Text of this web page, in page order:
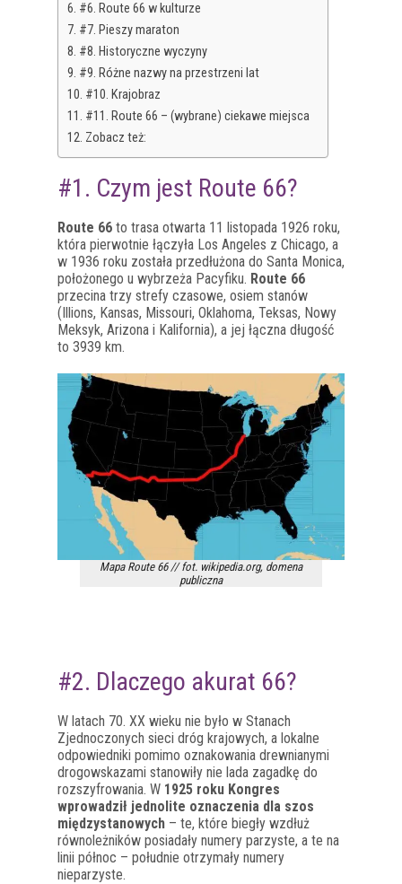
#6. Route 66 w kulturze
#7. Pieszy maraton
#8. Historyczne wyczyny
#9. Różne nazwy na przestrzeni lat
#10. Krajobraz
#11. Route 66 – (wybrane) ciekawe miejsca
Zobacz też:
#1. Czym jest Route 66?
Route 66 to trasa otwarta 11 listopada 1926 roku,
która pierwotnie łączyła Los Angeles z Chicago, a
w 1936 roku została przedłużona do Santa Monica,
położonego u wybrzeża Pacyfiku. Route 66
przecina trzy strefy czasowe, osiem stanów
(Illions, Kansas, Missouri, Oklahoma, Teksas, Nowy
Meksyk, Arizona i Kalifornia), a jej łączna długość
to 3939 km.
Mapa Route 66 // fot. wikipedia.org, domena
publiczna
#2. Dlaczego akurat 66?
W latach 70. XX wieku nie było w Stanach
Zjednoczonych sieci dróg krajowych, a lokalne
odpowiedniki pomimo oznakowania drewnianymi
drogowskazami stanowiły nie lada zagadkę do
rozszyfrowania. W 1925 roku Kongres
wprowadził jednolite oznaczenia dla szos
międzystanowych – te, które biegły wzdłuż
równoleżników posiadały numery parzyste, a te na
linii północ – południe otrzymały numery
nieparzyste.